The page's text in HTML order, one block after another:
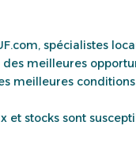
spécialistes
meilleures
meilleures conditions.
et stocks sont